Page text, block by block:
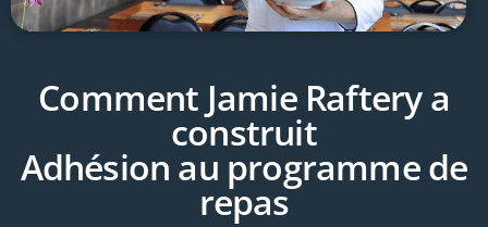
Comment Jamie Raftery a
construit
Adhésion au programme de
repas